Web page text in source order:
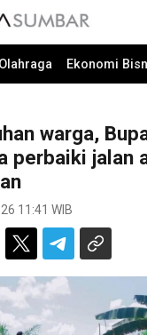
Olahraga Ekonomi
warga,
perbaiki jalan
11:41 WIB